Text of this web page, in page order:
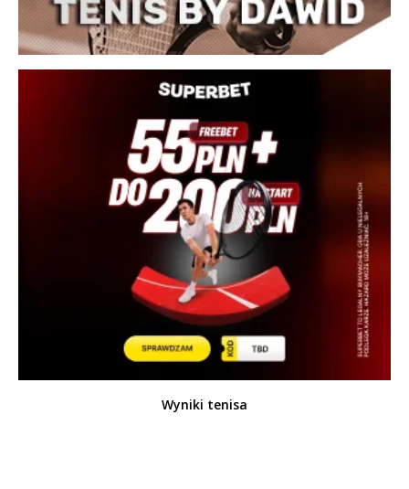
Wyniki tenisa